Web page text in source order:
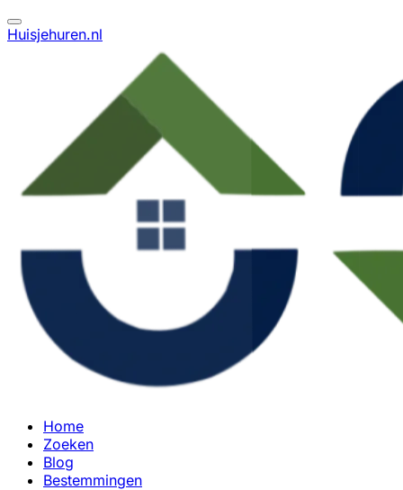
Huisjehuren.nl
Home
Zoeken
Blog
Bestemmingen